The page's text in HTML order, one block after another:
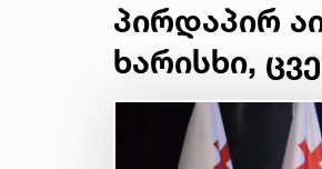
პირდაპირ
ხარისხი,